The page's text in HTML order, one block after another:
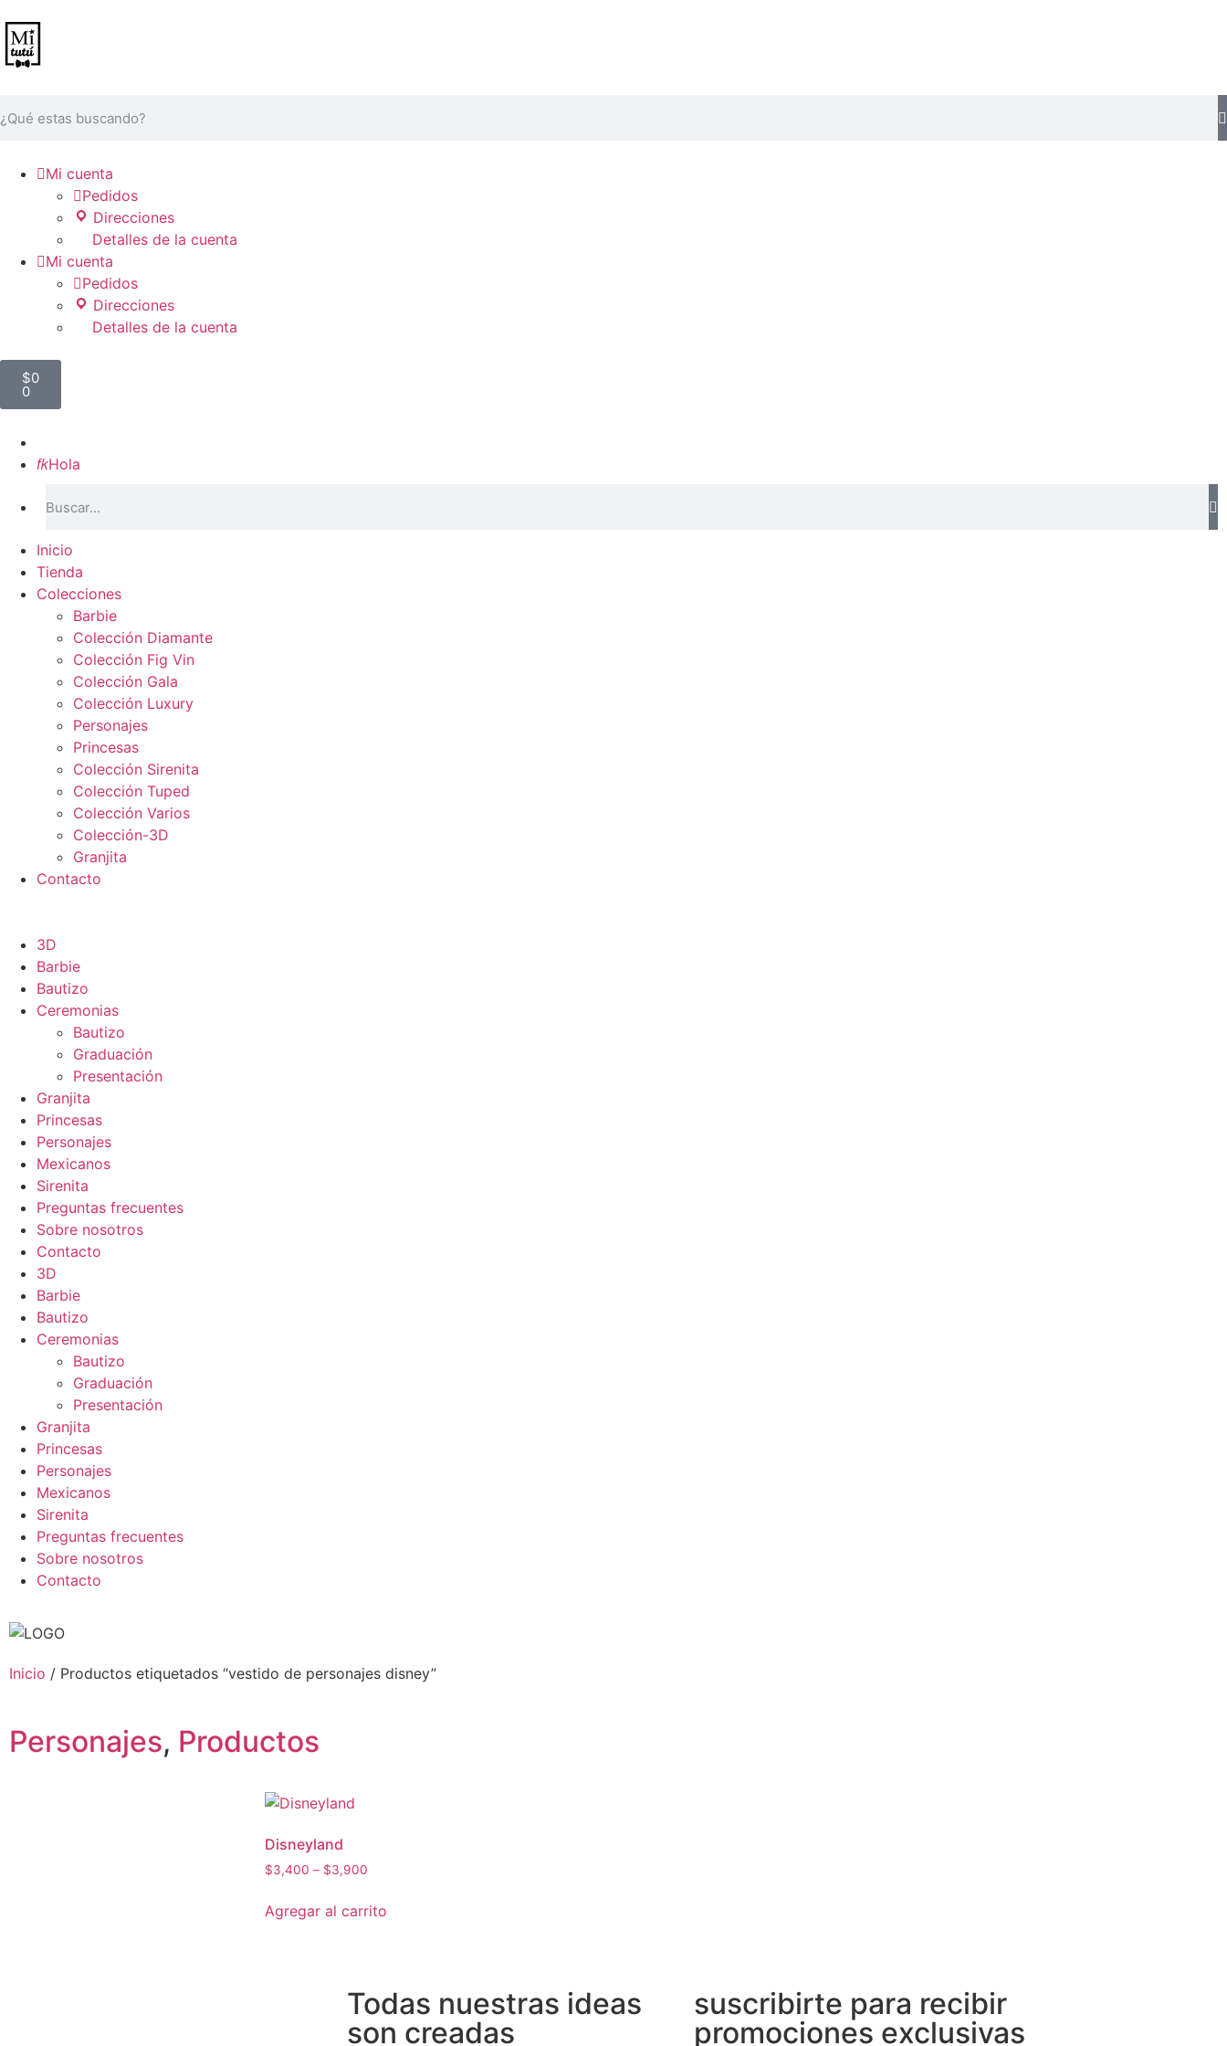
Mi cuenta
Pedidos
Direcciones
Detalles de la cuenta
Mi cuenta
Pedidos
Direcciones
Detalles de la cuenta
$0
0
Hola
Inicio
Tienda
Colecciones
Barbie
Colección Diamante
Colección Fig Vin
Colección Gala
Colección Luxury
Personajes
Princesas
Colección Sirenita
Colección Tuped
Colección Varios
Colección-3D
Granjita
Contacto
3D
Barbie
Bautizo
Ceremonias
Bautizo
Graduación
Presentación
Granjita
Princesas
Personajes
Mexicanos
Sirenita
Preguntas frecuentes
Sobre nosotros
Contacto
3D
Barbie
Bautizo
Ceremonias
Bautizo
Graduación
Presentación
Granjita
Princesas
Personajes
Mexicanos
Sirenita
Preguntas frecuentes
Sobre nosotros
Contacto
Inicio / Productos etiquetados “vestido de personajes disney”
Personajes, Productos
Disneyland
$3,400 – $3,900
Agregar al carrito
Todas nuestras ideas
son creadas
suscribirte para recibir
promociones exclusivas